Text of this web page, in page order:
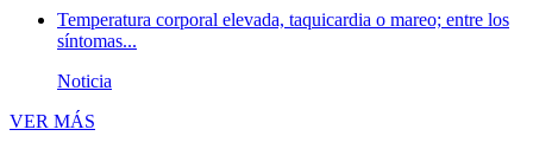
Temperatura corporal elevada, taquicardia o mareo; entre los
síntomas...
Noticia
VER MÁS